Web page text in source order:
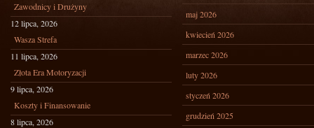
Zawodnicy i Drużyny
12 lipca, 2026
Wasza Strefa
11 lipca, 2026
Złota Era Motoryzacji
9 lipca, 2026
Koszty i Finansowanie
8 lipca, 2026
maj 2026
kwiecień 2026
marzec 2026
luty 2026
styczeń 2026
grudzień 2025